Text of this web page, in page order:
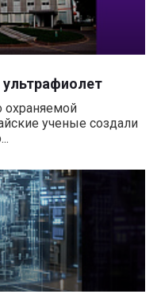
охраняемой
ученые создали